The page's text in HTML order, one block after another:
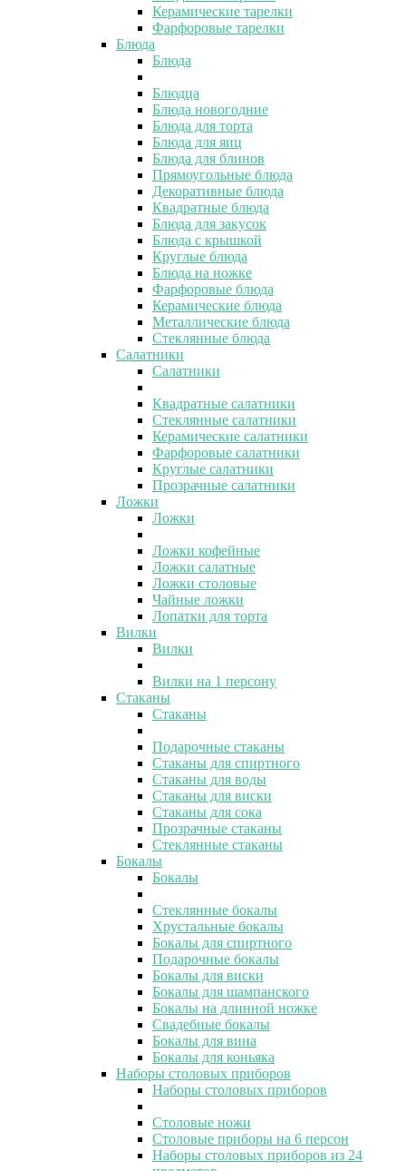
Керамические тарелки
Фарфоровые тарелки
Блюда
Блюда
Блюдца
Блюда новогодние
Блюда для торта
Блюда для яиц
Блюда для блинов
Прямоугольные блюда
Декоративные блюда
Квадратные блюда
Блюда для закусок
Блюда с крышкой
Круглые блюда
Блюда на ножке
Фарфоровые блюда
Керамические блюда
Металлические блюда
Стеклянные блюда
Салатники
Салатники
Квадратные салатники
Стеклянные салатники
Керамические салатники
Фарфоровые салатники
Круглые салатники
Прозрачные салатники
Ложки
Ложки
Ложки кофейные
Ложки салатные
Ложки столовые
Чайные ложки
Лопатки для торта
Вилки
Вилки
Вилки на 1 персону
Стаканы
Стаканы
Подарочные стаканы
Стаканы для спиртного
Стаканы для воды
Стаканы для виски
Стаканы для сока
Прозрачные стаканы
Стеклянные стаканы
Бокалы
Бокалы
Стеклянные бокалы
Хрустальные бокалы
Бокалы для спиртного
Подарочные бокалы
Бокалы для виски
Бокалы для шампанского
Бокалы на длинной ножке
Свадебные бокалы
Бокалы для вина
Бокалы для коньяка
Наборы столовых приборов
Наборы столовых приборов
Столовые ножи
Столовые приборы на 6 персон
Наборы столовых приборов из 24